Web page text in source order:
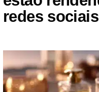
redes sociais